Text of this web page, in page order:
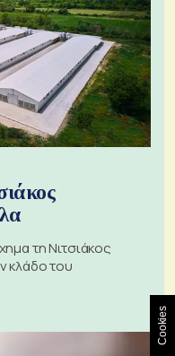
τη Νιτσιάκος
κλάδο του
Cookies